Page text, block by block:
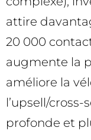
attire
20 000
augmente la
améliore la
l’upsell/
profonde et